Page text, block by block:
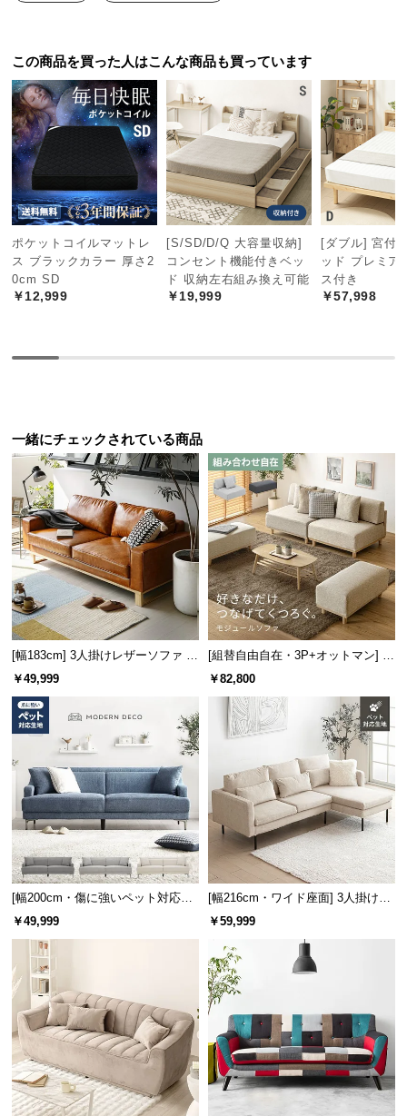
置
ー
ビ
ス
に
つ
い
て
搬
入
経
返
品・
キ
ャ
ン
セ
ル
に
つ
い
て
保
証
つ
い
て
会
員
規
約
に
つ
い
て
お
客
様
この商品を買った人はこんな商品も買っています
ポケットコイルマットレ
ス ブラックカラー 厚さ2
0cm SD
￥12,999
[S/SD/D/Q 大容量収納]
コンセント機能付きベッ
ド 収納左右組み換え可能
￥19,999
[ダブル] 宮付
ッド プレミア
ス付き
￥57,998
一緒にチェックされている商品
[幅183cm] 3人掛けレザーソファ 木
脚 2人掛け ヴィンテージ風 スクエ
￥49,999
[組替自由自在・3P+オットマン] モ
ジュールソファ アームレス 天然木
￥82,800
[幅200cm・傷に強いペット対応生
地も] 3人掛けストレートソファ ご
￥49,999
[幅216cm・ワイド座面] 3人掛けカ
ウチソファ ブラックスチール脚 L
ード生地
￥59,999